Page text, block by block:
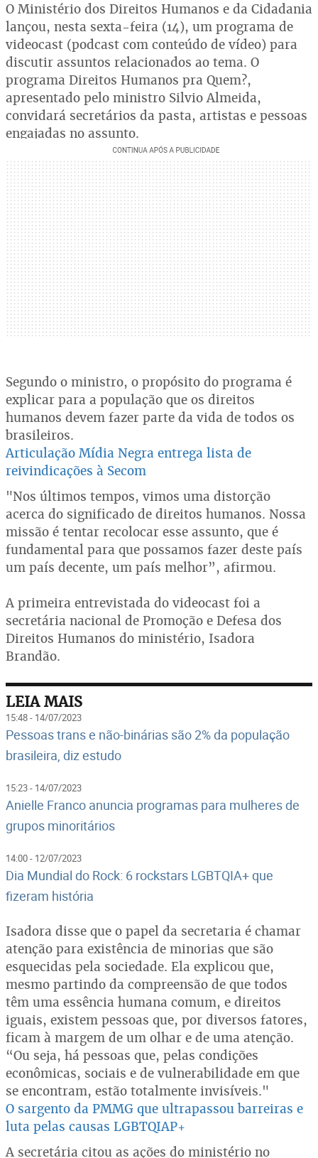
O Ministério dos Direitos Humanos e da Cidadania
lançou, nesta sexta-feira (14), um programa de
videocast (podcast com conteúdo de vídeo) para
discutir assuntos relacionados ao tema. O
programa Direitos Humanos pra Quem?,
apresentado pelo ministro Silvio Almeida,
convidará secretários da pasta, artistas e pessoas
engajadas no assunto.
Segundo o ministro, o propósito do programa é
explicar para a população que os direitos
humanos devem fazer parte da vida de todos os
brasileiros.
Articulação Mídia Negra entrega lista de
reivindicações à Secom
"Nos últimos tempos, vimos uma distorção
acerca do significado de direitos humanos. Nossa
missão é tentar recolocar esse assunto, que é
fundamental para que possamos fazer deste país
um país decente, um país melhor”, afirmou.
A primeira entrevistada do videocast foi a
secretária nacional de Promoção e Defesa dos
Direitos Humanos do ministério, Isadora
Brandão.
LEIA MAIS
15:48 - 14/07/2023
Pessoas trans e não-binárias são 2% da população
brasileira, diz estudo
15:23 - 14/07/2023
Anielle Franco anuncia programas para mulheres de
grupos minoritários
14:00 - 12/07/2023
Dia Mundial do Rock: 6 rockstars LGBTQIA+ que
fizeram história
Isadora disse que o papel da secretaria é chamar
atenção para existência de minorias que são
esquecidas pela sociedade. Ela explicou que,
mesmo partindo da compreensão de que todos
têm uma essência humana comum, e direitos
iguais, existem pessoas que, por diversos fatores,
ficam à margem de um olhar e de uma atenção.
“Ou seja, há pessoas que, pelas condições
econômicas, sociais e de vulnerabilidade em que
se encontram, estão totalmente invisíveis."
O sargento da PMMG que ultrapassou barreiras e
luta pelas causas LGBTQIAP+
A secretária citou as ações do ministério no